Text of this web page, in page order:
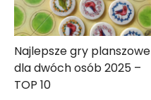
Najlepsze gry planszowe
dla dwóch osób 2025 –
TOP 10